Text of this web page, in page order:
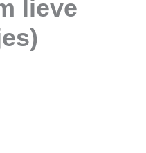
lieve